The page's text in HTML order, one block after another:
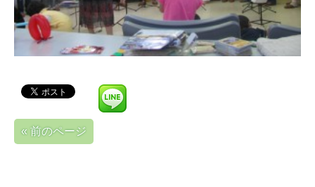
« 前のページ